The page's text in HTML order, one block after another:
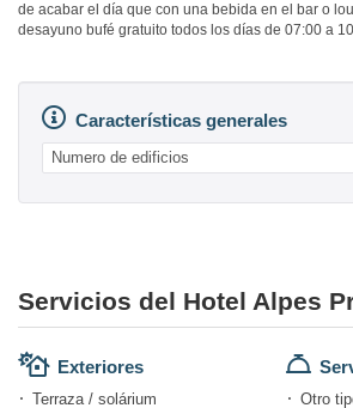
de acabar el día que con una bebida en el bar o
desayuno bufé gratuito todos los días de 07:00 a
Características generales
Numero de edificios
Servicios del Hotel Alpes
Exteriores
Terraza / solárium Otro